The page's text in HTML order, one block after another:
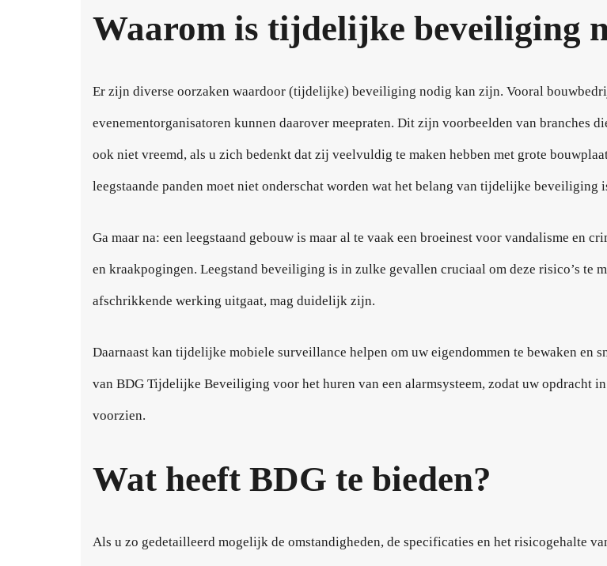
Waarom is tijdelijke beveiliging
Er zijn diverse oorzaken waardoor (tijdelijke) beveiliging nodig kan zijn. Vooral
evenementorganisatoren kunnen daarover meepraten. Dit zijn voorbeelden van branches
ook niet vreemd, als u zich bedenkt dat zij veelvuldig te maken hebben met grote
leegstaande panden moet niet onderschat worden wat het belang van tijdelijke beveiliging
Ga maar na: een leegstaand gebouw is maar al te vaak een broeinest voor vandalisme
en kraakpogingen. Leegstand beveiliging is in zulke gevallen cruciaal om deze risico’s te
afschrikkende werking uitgaat, mag duidelijk zijn.
Daarnaast kan tijdelijke mobiele surveillance helpen om uw eigendommen te bewaken en
van BDG Tijdelijke Beveiliging voor het huren van een alarmsysteem, zodat uw opdracht
voorzien.
Wat heeft BDG te bieden?
Als u zo gedetailleerd mogelijk de omstandigheden, de specificaties en het risicogehalte